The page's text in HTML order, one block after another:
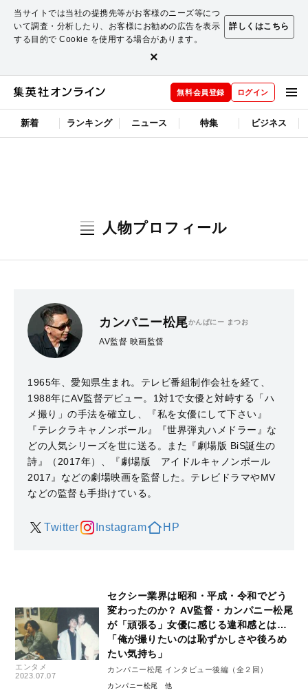
当サイトでは当社の提携先等がお客様のニーズ等につ
いて調査・分析したり、お客様にお勧めの広告を表示
する目的で Cookie を使用する場合があります。
詳しくはこちら
×
無料会員登録 ログイン
新着 ランキング ニュース 特集 ビジネス
人物プロフィール
カンパニー松尾かんぱにー まつお
AV監督 映画監督
1965年、愛知県生まれ。テレビ番組制作会社を経て、
1988年にAV監督デビュー。1対1で女優と対峙する「ハ
メ撮り」の手法を確立し、『私を女優にして下さい』
『テレクラキャノンボール』『世界弾丸ハメドラー』な
どの人気シリーズを世に送る。また『劇場版 BiS誕生の
詩』（2017年）、『劇場版 アイドルキャノンボール
2017』などの劇場映画を監督した。テレビドラマやMV
などの監督も手掛けている。
Twitter Instagram HP
エンタメ
2023.07.07
セクシー業界は昭和・平成・令和でどう
変わったのか？ AV監督・カンパニー松尾
が「頑張る」女優に感じる違和感とは…
「俺が撮りたいのは恥ずかしさや後ろめ
たい気持ち」
カンパニー松尾 インタビュー後編（全２回）
カンパニー松尾